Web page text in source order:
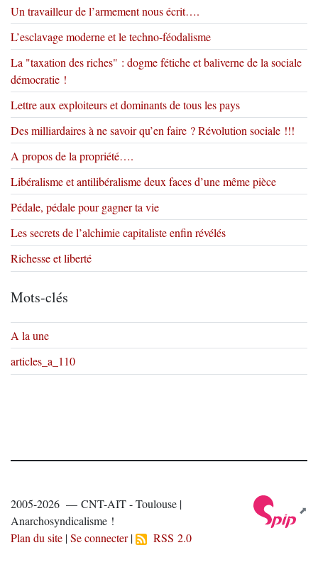
Un travailleur de l’armement nous écrit….
L’esclavage moderne et le techno-féodalisme
La "taxation des riches" : dogme fétiche et baliverne de la sociale
démocratie !
Lettre aux exploiteurs et dominants de tous les pays
Des milliardaires à ne savoir qu’en faire ? Révolution sociale !!!
A propos de la propriété….
Libéralisme et antilibéralisme deux faces d’une même pièce
Pédale, pédale pour gagner ta vie
Les secrets de l’alchimie capitaliste enfin révélés
Richesse et liberté
Mots-clés
A la une
articles_a_110
2005-2026 — CNT-AIT - Toulouse |
Anarchosyndicalisme !
Plan du site |Se connecter| RSS 2.0